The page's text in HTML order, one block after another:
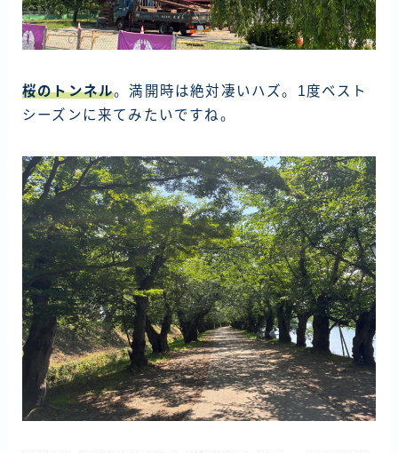
桜のトンネル。満開時は絶対凄いハズ。1度ベスト
シーズンに来てみたいですね。